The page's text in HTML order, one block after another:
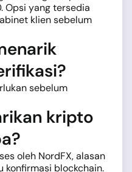
Opsi yang tersedia
klien sebelum
sebelum
kripto
oleh NordFX, alasan
konfirmasi blockchain.